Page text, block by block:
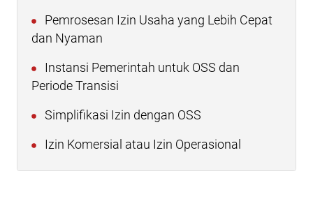
Pemrosesan Izin Usaha yang Lebih Cepat
dan Nyaman
Instansi Pemerintah untuk OSS dan
Periode Transisi
Simplifikasi Izin dengan OSS
Izin Komersial atau Izin Operasional